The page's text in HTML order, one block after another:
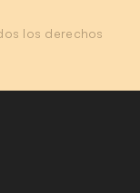
los derechos